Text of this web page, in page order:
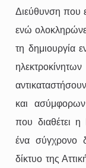
Διεύθυνση που
ενώ
τη δημιουργία
και
που διαθέτει η
ένα σύγχρονο
δίκτυο της